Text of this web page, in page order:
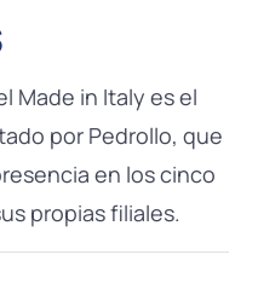
Made in Italy es el
por Pedrollo, que
en los cinco
propias filiales.